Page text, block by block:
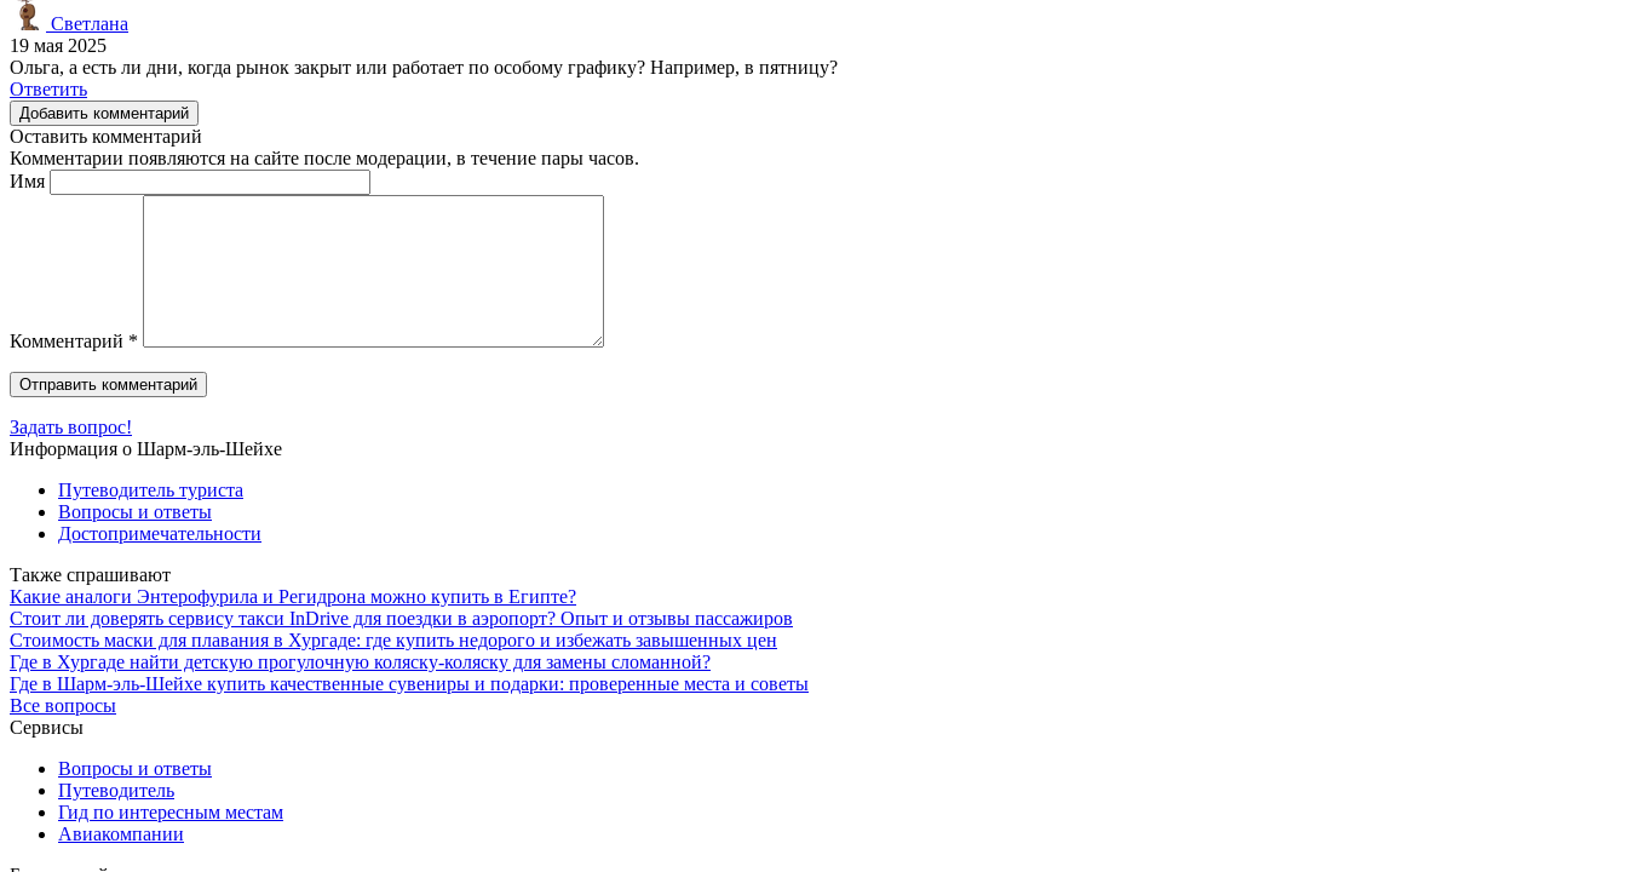
Светлана
19 мая 2025
Ольга, а есть ли дни, когда рынок закрыт или работает по особому графику? Например, в пятницу?
Ответить
Добавить комментарий
Оставить комментарий
Комментарии появляются на сайте после модерации, в течение пары часов.
Имя
Комментарий *
Задать вопрос!
Информация о Шарм-эль-Шейхе
Путеводитель туриста
Вопросы и ответы
Достопримечательности
Также спрашивают
Какие аналоги Энтерофурила и Регидрона можно купить в Египте?
Стоит ли доверять сервису такси InDrive для поездки в аэропорт? Опыт и отзывы пассажиров
Стоимость маски для плавания в Хургаде: где купить недорого и избежать завышенных цен
Где в Хургаде найти детскую прогулочную коляску-коляску для замены сломанной?
Где в Шарм-эль-Шейхе купить качественные сувениры и подарки: проверенные места и советы
Все вопросы
Сервисы
Вопросы и ответы
Путеводитель
Гид по интересным местам
Авиакомпании